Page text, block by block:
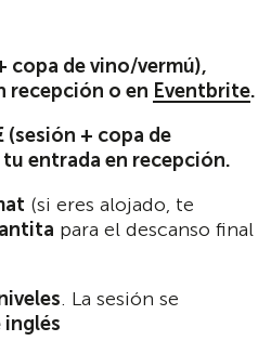
copa de vino/vermú),
recepción o en Eventbrite.
+ copa de
entrada en recepción.
(si eres alojado, te
para el descanso final
. La sesión se
inglés